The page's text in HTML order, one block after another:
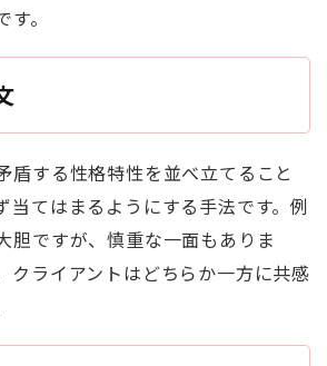
。
盾する性格特性を並べ立てること
当てはまるようにする手法です。例
胆ですが、慎重な一面もありま
クライアントはどちらか一方に共感